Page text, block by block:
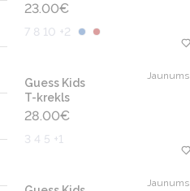
23.00€
7 8 10 +2
Jaunums
Guess Kids
T-krekls
28.00€
3 4 5 +1
Jaunums